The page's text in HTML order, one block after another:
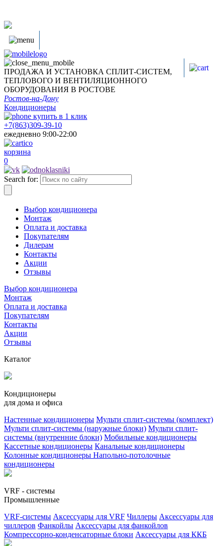
ПРОДАЖА И УСТАНОВКА СПЛИТ-СИСТЕМ,
ТЕПЛОВОГО И ВЕНТИЛЯЦИОННОГО
ОБОРУДОВАНИЯ В РОСТОВЕ
Ростов-на-Дону
Кондиционеры
купить в 1 клик
+7(863)309-39-10
ежедневно 9:00-22:00
корзина
0
Search for:
Выбор кондиционера
Монтаж
Оплата и доставка
Покупателям
Дилерам
Контакты
Акции
Отзывы
Выбор кондиционера
Монтаж
Оплата и доставка
Покупателям
Контакты
Акции
Отзывы
Каталог
Кондиционеры
для дома и офиса
Настенные кондиционеры Мульти сплит-системы (комплект)
Мульти сплит-системы (наружные блоки) Мульти сплит-
системы (внутренние блоки) Мобильные кондиционеры
Кассетные кондиционеры Канальные кондиционеры
Колонные кондиционеры Напольно-потолочные
кондиционеры
VRF - системы
Промышленные
VRF-системы Аксессуары для VRF Чиллеры Аксессуары для
чиллеров Фанкойлы Аксессуары для фанкойлов
Компрессорно-конденсаторные блоки Аксессуары для ККБ